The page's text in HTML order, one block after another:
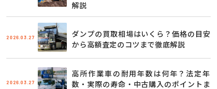
解説
2026.03.27
ダンプの買取相場はいくら？価格の目安
から高額査定のコツまで徹底解説
2026.03.27
高所作業車の耐用年数は何年？法定年
数・実際の寿命・中古購入のポイントま